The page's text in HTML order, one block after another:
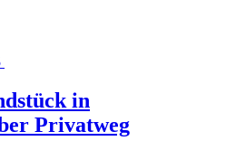
in
Privatweg